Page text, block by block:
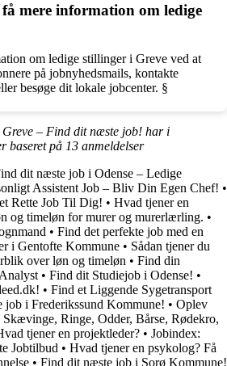
mere information om ledige
om ledige stillinger i Greve ved at
på jobnyhedsmails, kontakte
besøge dit lokale jobcenter. §
– Find dit næste job! har i
baseret på 13 anmeldelser
dit næste job i Odense – Ledige
Assistent Job – Bliv Din Egen Chef! •
Rette Job Til Dig! • Hvad tjener en
og timeløn for murer og murerlærling. •
• Find det perfekte job med en
i Gentofte Kommune • Sådan tjener du
over løn og timeløn • Find din
• Find dit Studiejob i Odense! •
• Find et Liggende Sygetransport
job i Frederikssund Kommune! • Oplev
Ringe, Odder, Bårse, Rødekro,
tjener en projektleder? • Jobindex:
Jobtilbud • Hvad tjener en psykolog? Få
• Find dit næste job i Sorø Kommune!